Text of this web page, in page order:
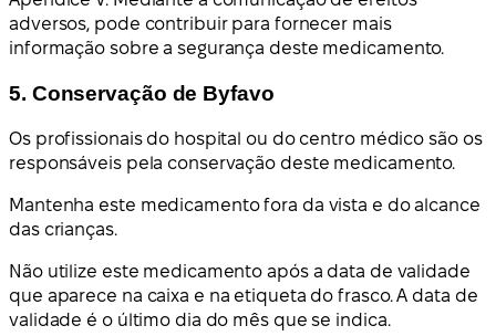
adversos, pode contribuir para fornecer mais
informação sobre a segurança deste medicamento.
5. Conservação de Byfavo
Os profissionais do hospital ou do centro médico são os
responsáveis pela conservação deste medicamento.
Mantenha este medicamento fora da vista e do alcance
das crianças.
Não utilize este medicamento após a data de validade
que aparece na caixa e na etiqueta do frasco. A data de
validade é o último dia do mês que se indica.